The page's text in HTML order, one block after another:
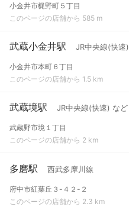
小金井市梶野町５丁目
このページの店舗から 585 m
武蔵小金井駅 JR中央線(快速)
小金井市本町６丁目
このページの店舗から 1.5 km
武蔵境駅 JR中央線(快速) など
武蔵野市境１丁目
このページの店舗から 2 km
多磨駅 西武多摩川線
府中市紅葉丘３-４２-２
このページの店舗から 2.3 km